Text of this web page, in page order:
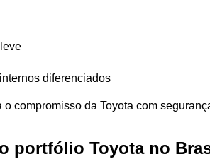
diferenciados
o compromisso da Toyota com
portfólio Toyota no